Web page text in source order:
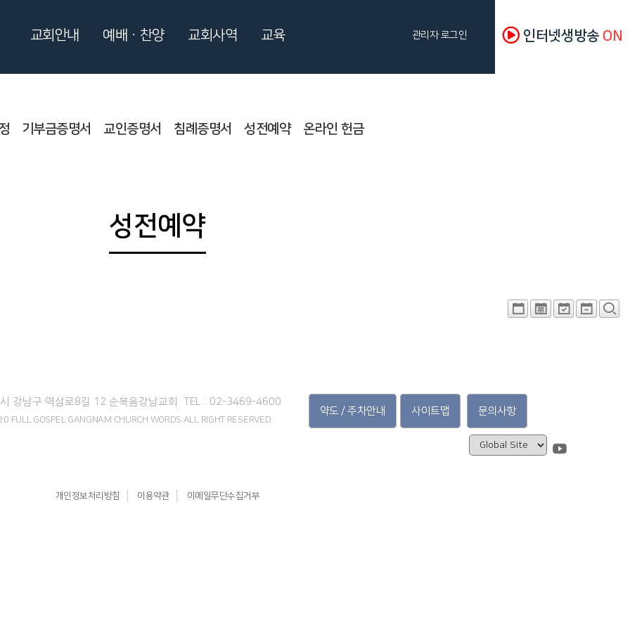
교회안내 예배ㆍ찬양 교회사역 교육 관리자 로그인 인터넷생방송 ON
기부금증명서 교인증명서 침례증명서 성전예약 온라인 헌금
성전예약
강남구 역삼로8길 12 순복음강남교회 TEL : 02-3469-4600
FULL GOSPEL GANGNAM CHURCH WORDS ALL RIGHT RESERVED.
약도 / 주차안내 사이트맵 문의사항
개인정보처리방침 이용약관 이메일무단수집거부